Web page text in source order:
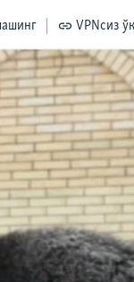
VPNсиз